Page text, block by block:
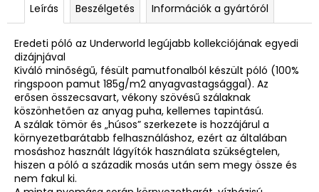
Leírás Beszélgetés Információk a gyártóról
Eredeti póló az Underworld legújabb kollekciójának egyedi
dizájnjával
Kiváló minőségű, fésült pamutfonalból készült póló (100%
ringspoon pamut 185g/m2 anyagvastagsággal). Az
erősen összecsavart, vékony szövésű szálaknak
köszönhetően az anyag puha, kellemes tapintású.
A szálak tömör és „húsos” szerkezete is hozzájárul a
környezetbarátabb felhasználáshoz, ezért az általában
mosáshoz használt lágyítók használata szükségtelen,
hiszen a póló a századik mosás után sem megy össze és
nem fakul ki.